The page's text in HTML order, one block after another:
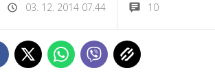
03. 12. 2014 07.44 10